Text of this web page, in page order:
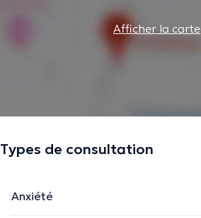
Afficher la carte
Types de consultation
Anxiété